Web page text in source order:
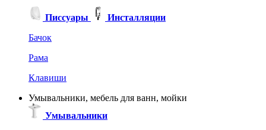
Писсуары
Инсталляции
Бачок
Рама
Клавиши
Умывальники, мебель для ванн, мойки
Умывальники